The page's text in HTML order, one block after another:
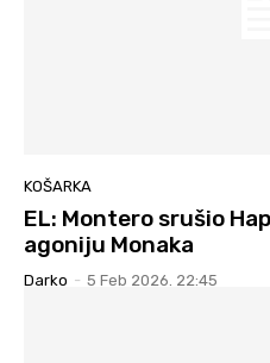
KOŠARKA
EL: Montero srušio
agoniju Monaka
Darko - 5 Feb 2026. 22:45